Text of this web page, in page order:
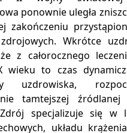
ponownie uległa
zakończeniu
Wkrótce
z całorocznego
wieku to czas
uzdrowiska,
tamtejszej źródlanej
Zdrój specjalizuje się w
układu